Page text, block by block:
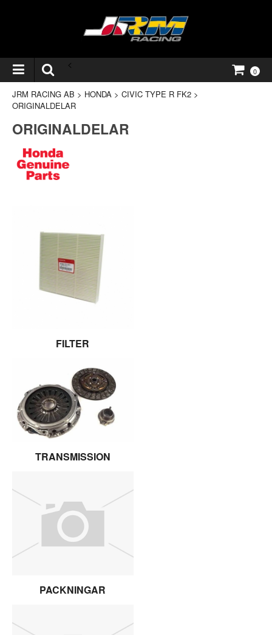
<
0
JRM RACING AB > HONDA > CIVIC TYPE R FK2 >
ORIGINALDELAR
ORIGINALDELAR
FILTER
TRANSMISSION
PACKNINGAR